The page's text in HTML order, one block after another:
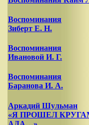
Воспоминания
Зиберт Е. Н.
Воспоминания
Ивановой И. Г.
Воспоминания
Баранова И. А.
Аркадий Шульман
«Я ПРОШЕЛ